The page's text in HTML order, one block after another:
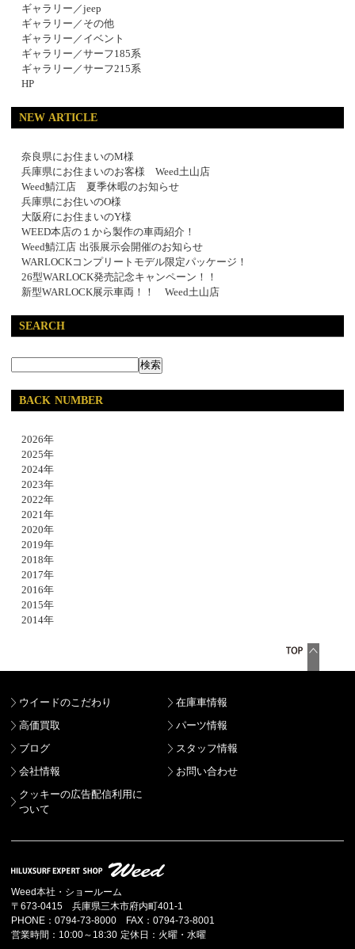
ギャラリー／jeep
ギャラリー／その他
ギャラリー／イベント
ギャラリー／サーフ185系
ギャラリー／サーフ215系
HP
NEW ARTICLE
奈良県にお住まいのM様
兵庫県にお住まいのお客様 Weed土山店
Weed鯖江店 夏季休暇のお知らせ
兵庫県にお住いのO様
大阪府にお住まいのY様
WEED本店の１から製作の車両紹介！
Weed鯖江店 出張展示会開催のお知らせ
WARLOCKコンプリートモデル限定パッケージ！
26型WARLOCK発売記念キャンペーン！！
新型WARLOCK展示車両！！ Weed土山店
SEARCH
BACK NUMBER
2026年
2025年
2024年
2023年
2022年
2021年
2020年
2019年
2018年
2017年
2016年
2015年
2014年
ウイードのこだわり
在庫車情報
高価買取
パーツ情報
ブログ
スタッフ情報
会社情報
お問い合わせ
クッキーの広告配信利用に
ついて
Weed本社・ショールーム
〒673-0415 兵庫県三木市府内町401-1
PHONE：0794-73-8000 FAX：0794-73-8001
営業時間：10:00～18:30 定休日：火曜・水曜